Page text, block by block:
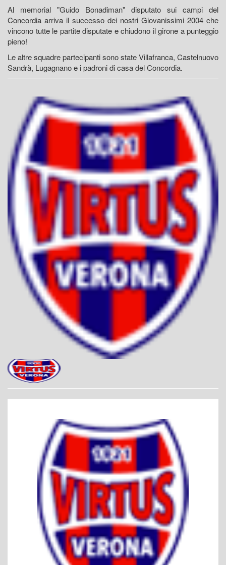
Al memorial "Guido Bonadiman" disputato sui campi del
Concordia arriva il successo dei nostri Giovanissimi 2004 che
vincono tutte le partite disputate e chiudono il girone a punteggio
pieno!
Le altre squadre partecipanti sono state Villafranca, Castelnuovo
Sandrà, Lugagnano e i padroni di casa del Concordia.